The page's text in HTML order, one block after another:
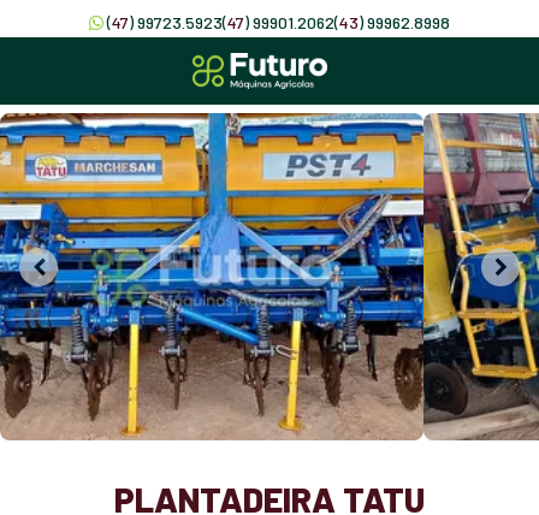
(47) 99723.5923(47) 99901.2062(43) 99962.8998
PLANTADEIRA TATU